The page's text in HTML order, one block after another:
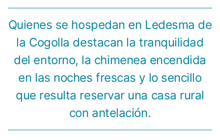
Quienes se hospedan en Ledesma de
la Cogolla destacan la tranquilidad
del entorno, la chimenea encendida
en las noches frescas y lo sencillo
que resulta reservar una casa rural
con antelación.